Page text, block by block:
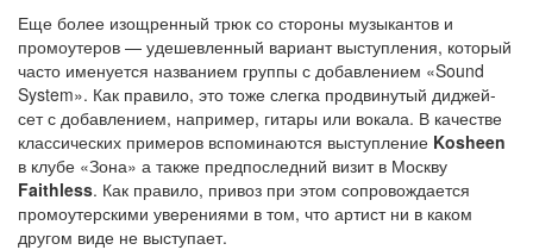
Еще более изощренный трюк со стороны музыкантов и
промоутеров — удешевленный вариант выступления, который
часто именуется названием группы с добавлением «Sound
System». Как правило, это тоже слегка продвинутый диджей-
сет с добавлением, например, гитары или вокала. В качестве
классических примеров вспоминаются выступление Kosheen
в клубе «Зона» а также предпоследний визит в Москву
Faithless. Как правило, привоз при этом сопровождается
промоутерскими уверениями в том, что артист ни в каком
другом виде не выступает.